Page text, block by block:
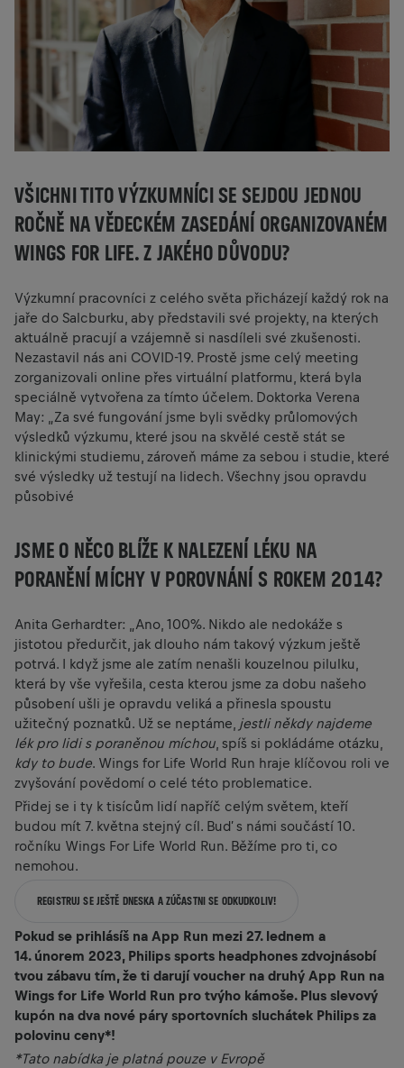
VŠICHNI TITO VÝZKUMNÍCI SE SEJDOU JEDNOU
ROČNĚ NA VĚDECKÉM ZASEDÁNÍ ORGANIZOVANÉM
WINGS FOR LIFE. Z JAKÉHO DŮVODU?
Výzkumní pracovníci z celého světa přicházejí každý rok na
jaře do Salcburku, aby představili své projekty, na kterých
aktuálně pracují a vzájemně si nasdíleli své zkušenosti.
Nezastavil nás ani COVID-19. Prostě jsme celý meeting
zorganizovali online přes virtuální platformu, která byla
speciálně vytvořena za tímto účelem. Doktorka Verena
May: „Za své fungování jsme byli svědky průlomových
výsledků výzkumu, které jsou na skvělé cestě stát se
klinickými studiemu, zároveň máme za sebou i studie, které
své výsledky už testují na lidech. Všechny jsou opravdu
působivé
JSME O NĚCO BLÍŽE K NALEZENÍ LÉKU NA
PORANĚNÍ MÍCHY V POROVNÁNÍ S ROKEM 2014?
Anita Gerhardter: „Ano, 100%. Nikdo ale nedokáže s
jistotou předurčit, jak dlouho nám takový výzkum ještě
potrvá. I když jsme ale zatím nenašli kouzelnou pilulku,
která by vše vyřešila, cesta kterou jsme za dobu našeho
působení ušli je opravdu veliká a přinesla spoustu
užitečný poznatků. Už se neptáme, jestli někdy najdeme
lék pro lidi s poraněnou míchou, spíš si pokládáme otázku,
kdy to bude. Wings for Life World Run hraje klíčovou roli ve
zvyšování povědomí o celé této problematice.
Přidej se i ty k tisícům lidí napříč celým světem, kteří
budou mít 7. května stejný cíl. Buď s námi součástí 10.
ročníku Wings For Life World Run. Běžíme pro ti, co
nemohou.
REGISTRUJ SE JEŠTĚ DNESKA A ZÚČASTNI SE ODKUDKOLIV!
Pokud se prihlásíš na App Run mezi 27. lednem a
14. únorem 2023, Philips sports headphones zdvojnásobí
tvou zábavu tím, že ti darují voucher na druhý App Run na
Wings for Life World Run pro tvýho kámoše. Plus slevový
kupón na dva nové páry sportovních sluchátek Philips za
polovinu ceny*!
*Tato nabídka je platná pouze v Evropě